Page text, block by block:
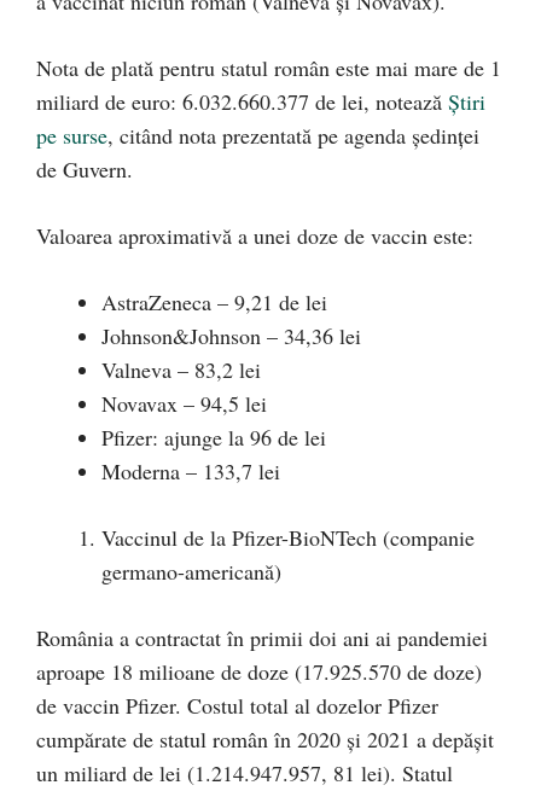
Nota de plată pentru statul român este mai mare de 1
miliard de euro: 6.032.660.377 de lei, notează Știri
pe surse, citând nota prezentată pe agenda ședinței
de Guvern.
Valoarea aproximativă a unei doze de vaccin este:
AstraZeneca – 9,21 de lei
Johnson&Johnson – 34,36 lei
Valneva – 83,2 lei
Novavax – 94,5 lei
Pfizer: ajunge la 96 de lei
Moderna – 133,7 lei
Vaccinul de la Pfizer-BioNTech (companie
germano-americană)
România a contractat în primii doi ani ai pandemiei
aproape 18 milioane de doze (17.925.570 de doze)
de vaccin Pfizer. Costul total al dozelor Pfizer
cumpărate de statul român în 2020 și 2021 a depășit
un miliard de lei (1.214.947.957, 81 lei). Statul